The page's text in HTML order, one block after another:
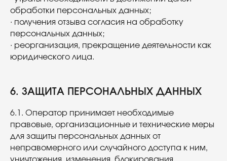
обработки персональных данных;
· получения отзыва согласия на обработку
персональных данных;
· реорганизация, прекращение деятельности как
юридического лица.
6. ЗАЩИТА ПЕРСОНАЛЬНЫХ ДАННЫХ
6.1. Оператор принимает необходимые
правовые, организационные и технические меры
для защиты персональных данных от
неправомерного или случайного доступа к ним,